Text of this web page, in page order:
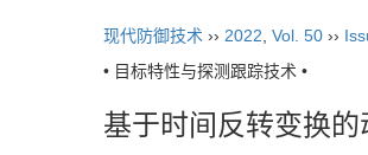
现代防御技术 ›› 2022 Vol. 50 ››
• 目标特性与探测跟踪技术 •
基于时间反转变换